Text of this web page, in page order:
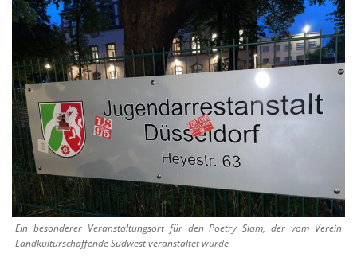
Ein besonderer Veranstaltungsort für den Poetry Slam, der vom Verein
Landkulturschaffende Südwest veranstaltet wurde